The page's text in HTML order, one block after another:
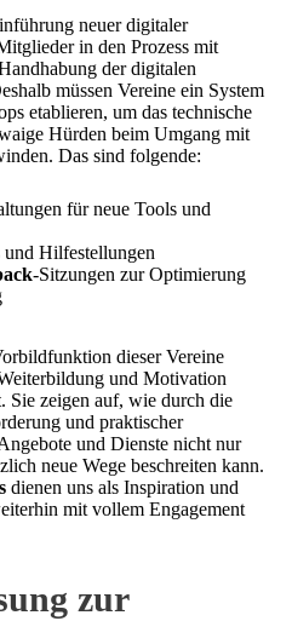
neuer digitaler
in den Prozess mit
der digitalen
müssen Vereine ein System
etablieren, um das technische
Hürden beim Umgang mit
Das sind folgende:
für neue Tools und
Hilfestellungen
-Sitzungen zur Optimierung
dieser Vereine
und Motivation
Sie zeigen auf, wie durch die
und praktischer
und Dienste nicht nur
neue Wege beschreiten kann.
dienen uns als Inspiration und
mit vollem Engagement
zur